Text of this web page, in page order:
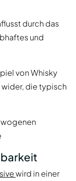
durch das
und
von Whisky
die typisch
wird in einer